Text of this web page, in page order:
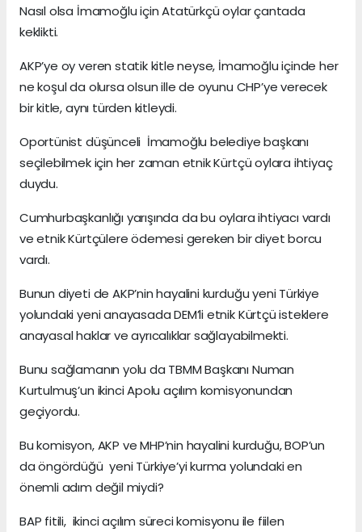
Nasıl olsa İmamoğlu için Atatürkçü oylar çantada
keklikti.
AKP’ye oy veren statik kitle neyse, İmamoğlu içinde her
ne koşul da olursa olsun ille de oyunu CHP’ye verecek
bir kitle, aynı türden kitleydi.
Oportünist düşünceli İmamoğlu belediye başkanı
seçilebilmek için her zaman etnik Kürtçü oylara ihtiyaç
duydu.
Cumhurbaşkanlığı yarışında da bu oylara ihtiyacı vardı
ve etnik Kürtçülere ödemesi gereken bir diyet borcu
vardı.
Bunun diyeti de AKP’nin hayalini kurduğu yeni Türkiye
yolundaki yeni anayasada DEM’li etnik Kürtçü isteklere
anayasal haklar ve ayrıcalıklar sağlayabilmekti.
Bunu sağlamanın yolu da TBMM Başkanı Numan
Kurtulmuş’un ikinci Apolu açılım komisyonundan
geçiyordu.
Bu komisyon, AKP ve MHP’nin hayalini kurduğu, BOP’un
da öngördüğü yeni Türkiye’yi kurma yolundaki en
önemli adım değil miydi?
BAP fitili, ikinci açılım süreci komisyonu ile fiilen